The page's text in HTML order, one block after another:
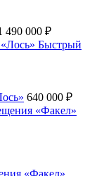
490 000 ₽
Быстрый
640 000 ₽
«Факел»